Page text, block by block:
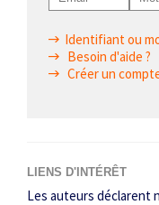
Identifiant ou
Besoin d'aide ?
Créer un
LIENS D'INTÉRÊT
Les auteurs déclarent